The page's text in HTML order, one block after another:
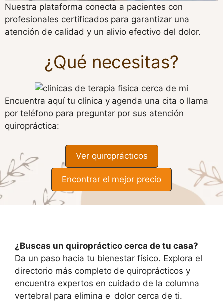
Nuestra plataforma conecta a pacientes con
profesionales certificados para garantizar una
atención de calidad y un alivio efectivo del dolor.
¿Qué necesitas?
Encuentra aquí tu clínica y agenda una cita o llama
por teléfono para preguntar por sus atención
quiropráctica:
Ver quiroprácticos
Encontrar el mejor precio
¿Buscas un quiropráctico cerca de tu casa?
Da un paso hacia tu bienestar físico. Explora el
directorio más completo de quiroprácticos y
encuentra expertos en cuidado de la columna
vertebral para elimina el dolor cerca de ti.